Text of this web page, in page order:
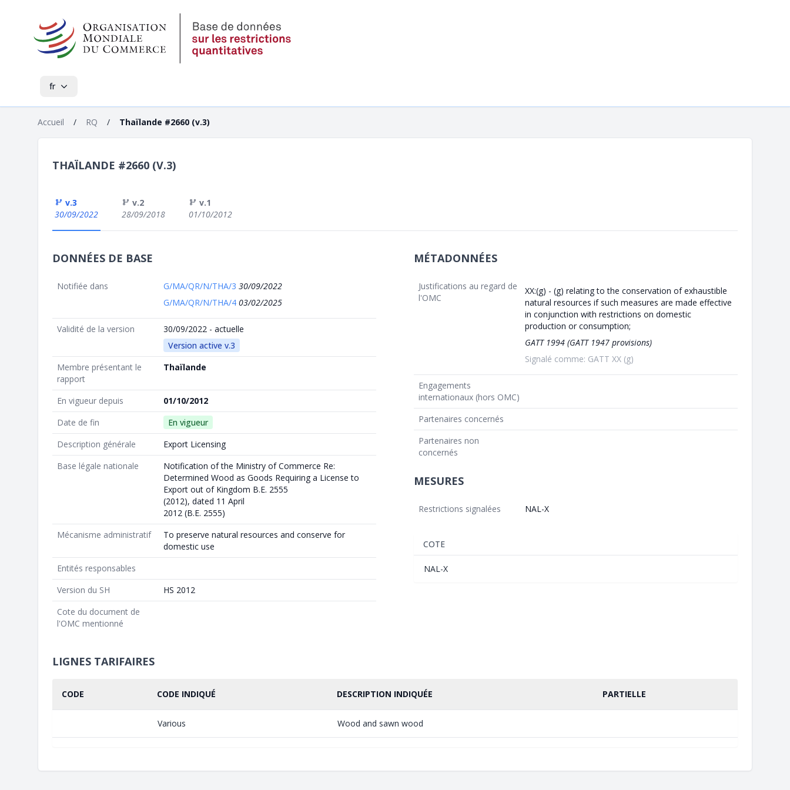
fr
Accueil / RQ / Thaïlande #2660 (v.3)
THAÏLANDE #2660 (V.3)
v.3
30/09/2022
v.2
28/09/2018
v.1
01/10/2012
DONNÉES DE BASE
Notifiée dans G/MA/QR/N/THA/3 30/09/2022
G/MA/QR/N/THA/4 03/02/2025
Validité de la version
30/09/2022 - actuelle
Version active v.3
Membre présentant le
rapport
Thaïlande
En vigueur depuis
01/10/2012
Date de fin
En vigueur
Description générale
Export Licensing
Base légale nationale
Notification of the Ministry of Commerce Re:
Determined Wood as Goods Requiring a License to
Export out of Kingdom B.E. 2555
(2012), dated 11 April
2012 (B.E. 2555)
Mécanisme administratif
To preserve natural resources and conserve for
domestic use
Entités responsables
Version du SH
HS 2012
Cote du document de
l'OMC mentionné
MÉTADONNÉES
Justifications au regard de
l'OMC
XX:(g) - (g) relating to the conservation of exhaustible
natural resources if such measures are made effective
in conjunction with restrictions on domestic
production or consumption;
GATT 1994 (GATT 1947 provisions)
Signalé comme: GATT XX (g)
Engagements
internationaux (hors OMC)
Partenaires concernés
Partenaires non
concernés
MESURES
Restrictions signalées NAL-X
COTE
NAL-X
LIGNES TARIFAIRES
CODE CODE INDIQUÉ DESCRIPTION INDIQUÉE PARTIELLE
Various Wood and sawn wood